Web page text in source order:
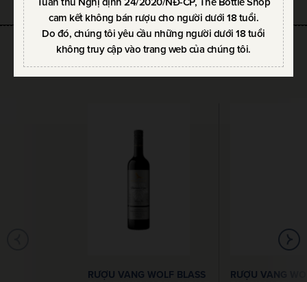
cam kết không bán rượu cho người dưới 18 tuổi.
Do đó, chúng tôi yêu cầu những người dưới 18 tuổi
không truy cập vào trang web của chúng tôi.
SẢN PHẨM CÙNG THƯƠNG HIỆU
RƯỢU VANG WOLF BLASS
RƯỢU VANG